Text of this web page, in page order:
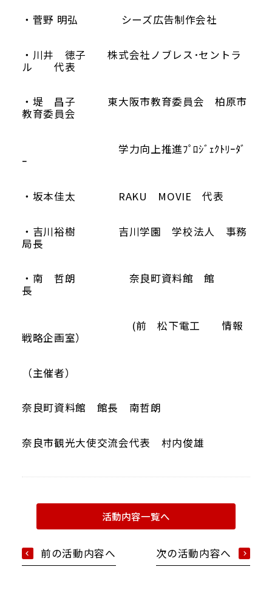
・菅野 明弘 シーズ広告制作会社
・川井 徳子 株式会社ノブレス･セントラ
ル 代表
・堤 昌子 東大阪市教育委員会 柏原市
教育委員会
学力向上推進ﾌﾟﾛｼﾞｪｸﾄﾘｰﾀﾞ
ｰ
・坂本佳太 RAKU MOVIE 代表
・吉川裕樹 吉川学園 学校法人 事務
局長
・南 哲朗 奈良町資料館 館
長
(前 松下電工 情報
戦略企画室）
（主催者）
奈良町資料館 館長 南哲朗
奈良市観光大使交流会代表 村内俊雄
前の活動内容へ
活動内容一覧へ
次の活動内容へ